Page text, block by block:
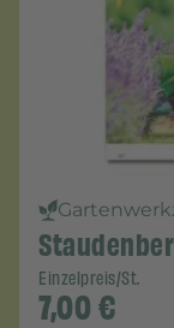
Einzelpreis/St.
7,00€